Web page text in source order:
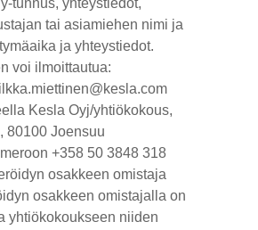
tai asiamiehen nimi ja
ja yhteystiedot.
voi ilmoittautua:
Kesla Oyj/yhtiökokous,
80100 Joensuu
+358 50 3848 318
osakkeen omistaja
osakkeen omistajalla on
yhtiökokoukseen niiden